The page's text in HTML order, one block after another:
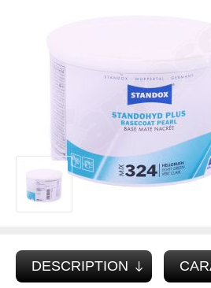
DESCRIPTION